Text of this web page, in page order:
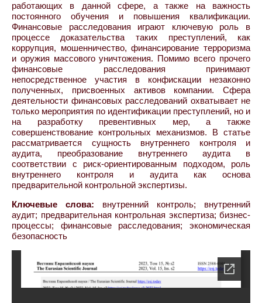
работающих в данной сфере, а также на важность
постоянного обучения и повышения квалификации.
Финансовые расследования играют ключевую роль в
процессе доказательства таких преступлений, как
коррупция, мошенничество, финансирование терроризма
и оружия массового уничтожения. Помимо всего прочего
финансовые расследования принимают
непосредственное участия в конфискации незаконно
полученных, присвоенных активов компании. Сфера
деятельности финансовых расследований охватывает не
только мероприятия по идентификации преступлений, но и
на разработку превентивных мер, а также
совершенствование контрольных механизмов. В статье
рассматривается сущность внутреннего контроля и
аудита, преобразование внутреннего аудита в
соответствии с риск-ориентированным подходом, роль
внутреннего контроля и аудита как основа
предварительной контрольной экспертизы.
Ключевые слова: внутренний контроль; внутренний
аудит; предварительная контрольная экспертиза; бизнес-
процессы; финансовые расследования; экономическая
безопасность